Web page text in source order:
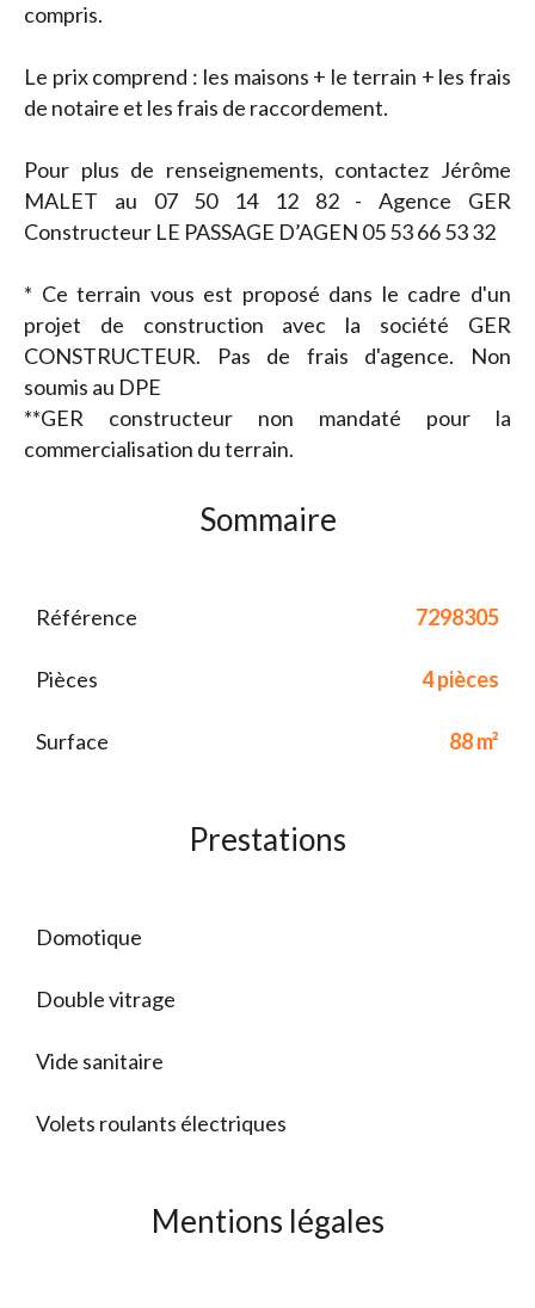
compris.
Le prix comprend : les maisons + le terrain + les frais
de notaire et les frais de raccordement.
Pour plus de renseignements, contactez Jérôme
MALET au 07 50 14 12 82 - Agence GER
Constructeur LE PASSAGE D’AGEN 05 53 66 53 32
* Ce terrain vous est proposé dans le cadre d'un
projet de construction avec la société GER
CONSTRUCTEUR. Pas de frais d'agence. Non
soumis au DPE
**GER constructeur non mandaté pour la
commercialisation du terrain.
Sommaire
Référence 7298305
Pièces 4 pièces
Surface 88 m²
Prestations
Domotique
Double vitrage
Vide sanitaire
Volets roulants électriques
Mentions légales